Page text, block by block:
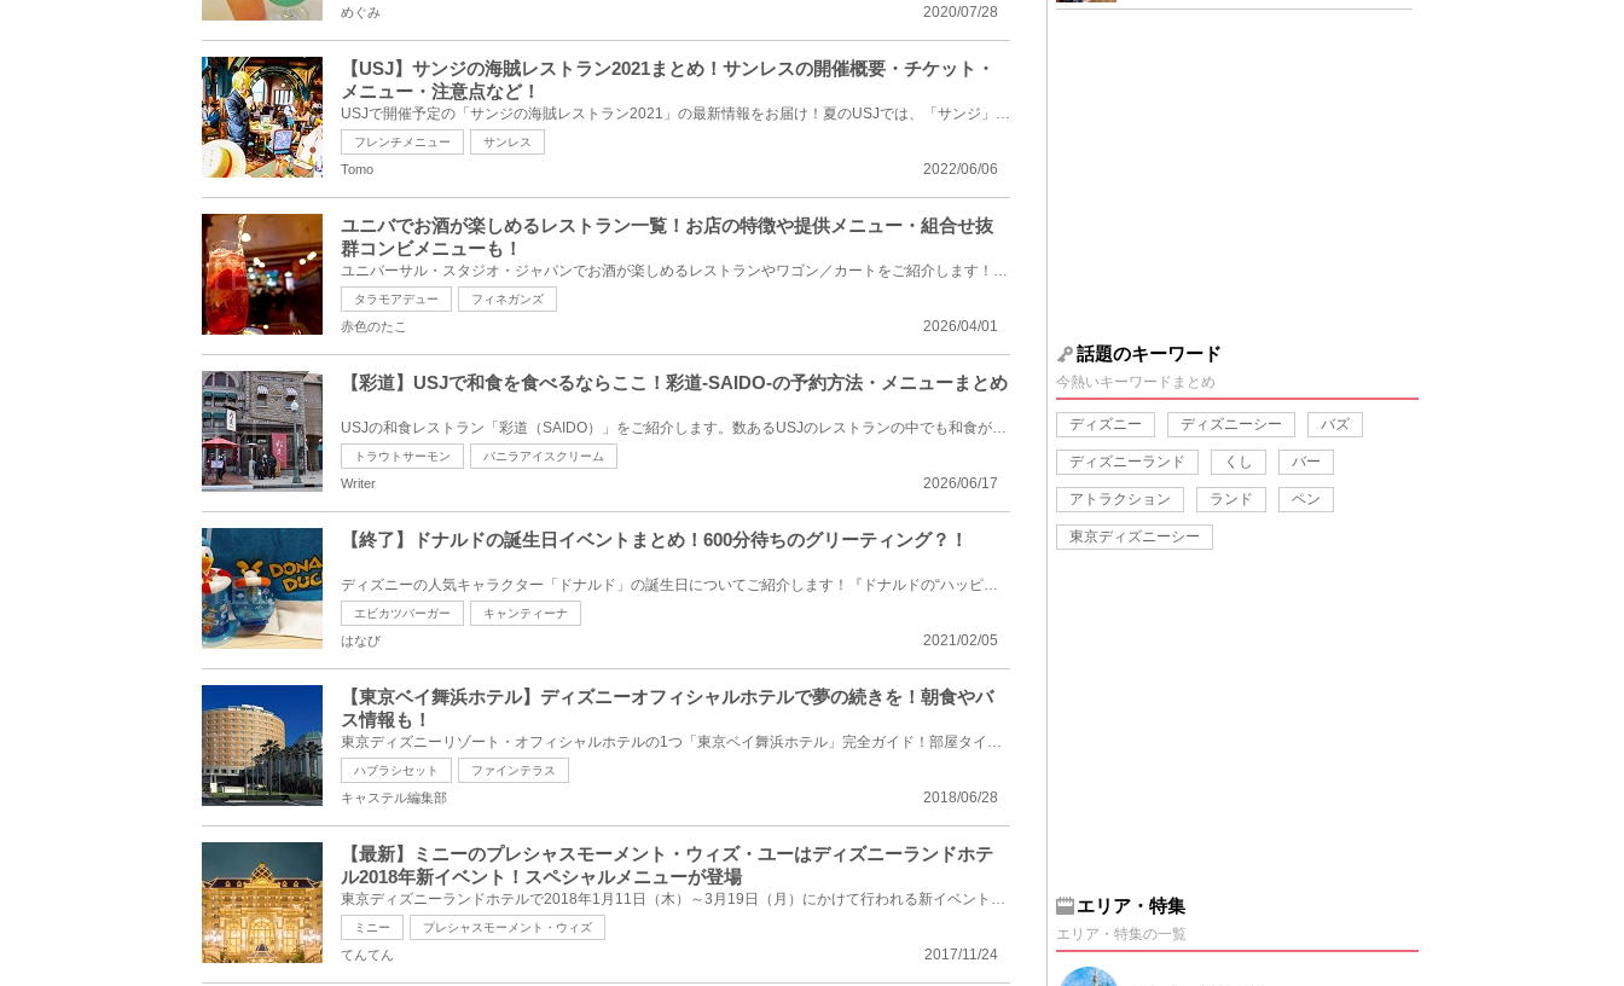
2020/07/28
めぐみ
【USJ】サンジの海賊レストラン2021まとめ！サンレスの開催概要・チケット・
メニュー・注意点など！
USJで開催予定の「サンジの海賊レストラン2021」の最新情報をお届け！夏のUSJでは、「サンジ」のレスト...
フレンチメニュー サンレス
2022/06/06
Tomo
ユニバでお酒が楽しめるレストラン一覧！お店の特徴や提供メニュー・組合せ抜
群コンビメニューも！
ユニバーサル・スタジオ・ジャパンでお酒が楽しめるレストランやワゴン／カートをご紹介します！本格的...
タラモアデュー フィネガンズ
2026/04/01
赤色のたこ
【彩道】USJで和食を食べるならここ！彩道-SAIDO-の予約方法・メニューまとめ
USJの和食レストラン「彩道（SAIDO）」をご紹介します。数あるUSJのレストランの中でも和食が食べられる...
トラウトサーモン バニラアイスクリーム
2026/06/17
Writer
【終了】ドナルドの誕生日イベントまとめ！600分待ちのグリーティング？！
ディズニーの人気キャラクター「ドナルド」の誕生日についてご紹介します！『ドナルドの“ハッピーバース...
エビカツバーガー キャンティーナ
2021/02/05
はなび
【東京ベイ舞浜ホテル】ディズニーオフィシャルホテルで夢の続きを！朝食やバ
ス情報も！
東京ディズニーリゾート・オフィシャルホテルの1つ「東京ベイ舞浜ホテル」完全ガイド！部屋タイプ、レス...
ハブラシセット ファインテラス
2018/06/28
キャステル編集部
【最新】ミニーのプレシャスモーメント・ウィズ・ユーはディズニーランドホテ
ル2018年新イベント！スペシャルメニューが登場
東京ディズニーランドホテルで2018年1月11日（木）～3月19日（月）にかけて行われる新イベント「ミニー...
ミニー プレシャスモーメント・ウィズ
2017/11/24
てんてん
話題のキーワード
今熱いキーワードまとめ
ディズニー ディズニーシー バズ
ディズニーランド くし バー
アトラクション ランド ペン
東京ディズニーシー
エリア・特集
エリア・特集の一覧